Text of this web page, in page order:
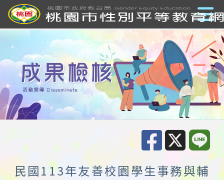
民國113年友善校園學生事務與輔